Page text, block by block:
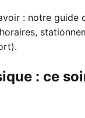
: notre guide
: ce